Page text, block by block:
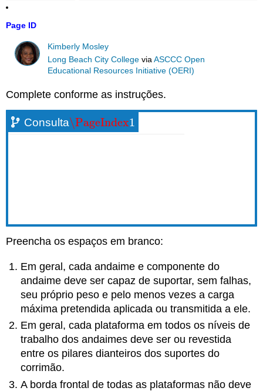
Page ID
Kimberly Mosley
Long Beach City College viaASCCC Open
Educational Resources Initiative (OERI)
Complete conforme as instruções.
Consulta\PageIndex1
\PageIndex1
Preencha os espaços em branco:
Em geral, cada andaime e componente do
andaime deve ser capaz de suportar, sem falhas,
seu próprio peso e pelo menos vezes a carga
máxima pretendida aplicada ou transmitida a ele.
Em geral, cada plataforma em todos os níveis de
trabalho dos andaimes deve ser ou revestida
entre os pilares dianteiros dos suportes do
corrimão.
A borda frontal de todas as plataformas não deve